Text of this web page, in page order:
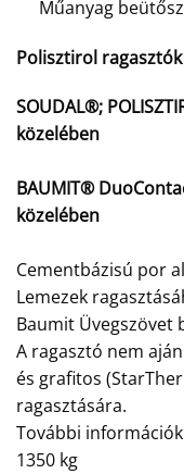
Műanyag
Polisztirol
SOUDAL®;
közelében
BAUMIT®
közelében
Cementbázisú por
Lemezek
Baumit Üvegszövet
A ragasztó nem
és grafitos
ragasztására.
További
1350 kg